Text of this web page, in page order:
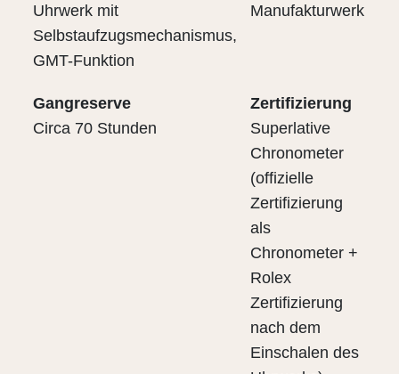
Uhrwerk mit
Selbstaufzugsmechanismus,
GMT-Funktion
Manufakturwerk
Gangreserve
Circa 70 Stunden
Zertifizierung
Superlative
Chronometer
(offizielle
Zertifizierung
als
Chronometer +
Rolex
Zertifizierung
nach dem
Einschalen des